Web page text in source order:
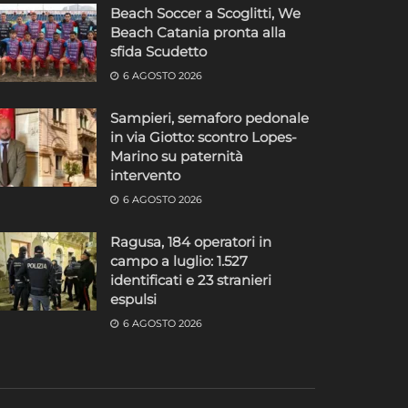
Beach Soccer a Scoglitti, We
Beach Catania pronta alla
sfida Scudetto
6 AGOSTO 2026
Sampieri, semaforo pedonale
in via Giotto: scontro Lopes-
Marino su paternità
intervento
6 AGOSTO 2026
Ragusa, 184 operatori in
campo a luglio: 1.527
identificati e 23 stranieri
espulsi
6 AGOSTO 2026